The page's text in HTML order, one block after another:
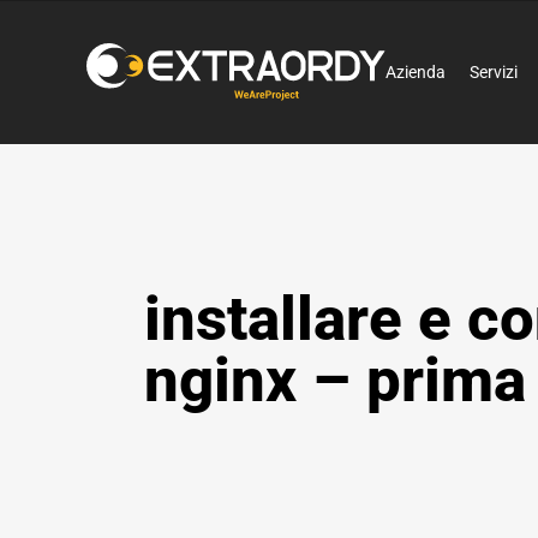
Azienda Servizi
installare e
nginx –